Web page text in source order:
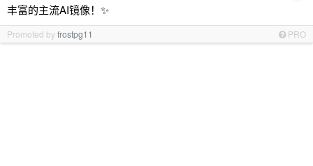
丰富的主流AI镜像！✨
Promoted byfrostpg11 PRO